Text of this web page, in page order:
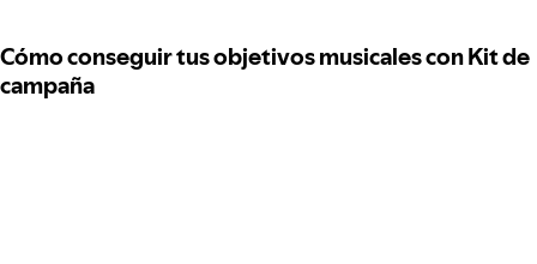
Cómo conseguir tus objetivos musicales con Kit de
campaña